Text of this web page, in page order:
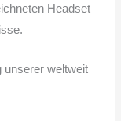
Headset
unserer weltweit